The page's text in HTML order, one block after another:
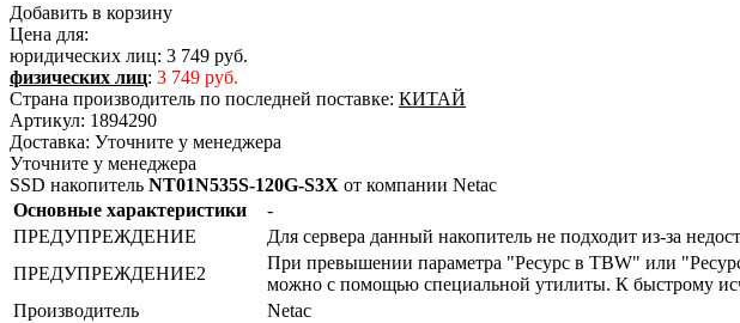
Добавить в корзину
Цена для:
юридических лиц: 3 749 руб.
физических лиц: 3 749 руб.
Страна производитель по последней поставке: КИТАЙ
Артикул: 1894290
Доставка: Уточните у менеджера
Уточните у менеджера
SSD накопитель NT01N535S-120G-S3X от компании Netac
Основные характеристики
-
ПРЕДУПРЕЖДЕНИЕ
Для сервера данный накопитель не подходит из-за
ПРЕДУПРЕЖДЕНИЕ2
При превышении параметра "Ресурс в TBW" или
можно с помощью специальной утилиты. К быстрому
Производитель
Netac